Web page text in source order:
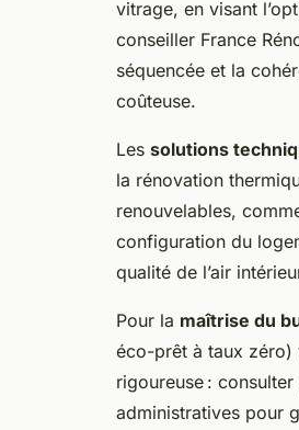
vitrage, en visant
conseiller France
séquencée et la
coûteuse.
Les solutions
la rénovation
renouvelables,
configuration du
qualité de l’air
Pour la maîtrise du
éco-prêt à taux zéro)
rigoureuse :
administratives pour